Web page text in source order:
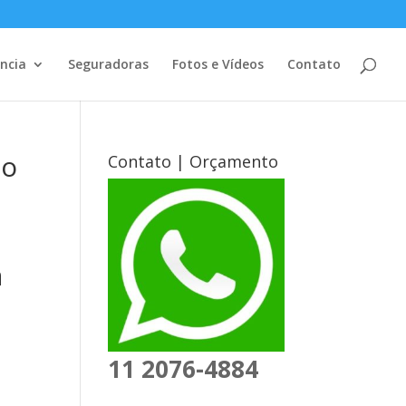
Seguradoras Fotos e Vídeos Contato
Contato | Orçamento
11 2076-4884